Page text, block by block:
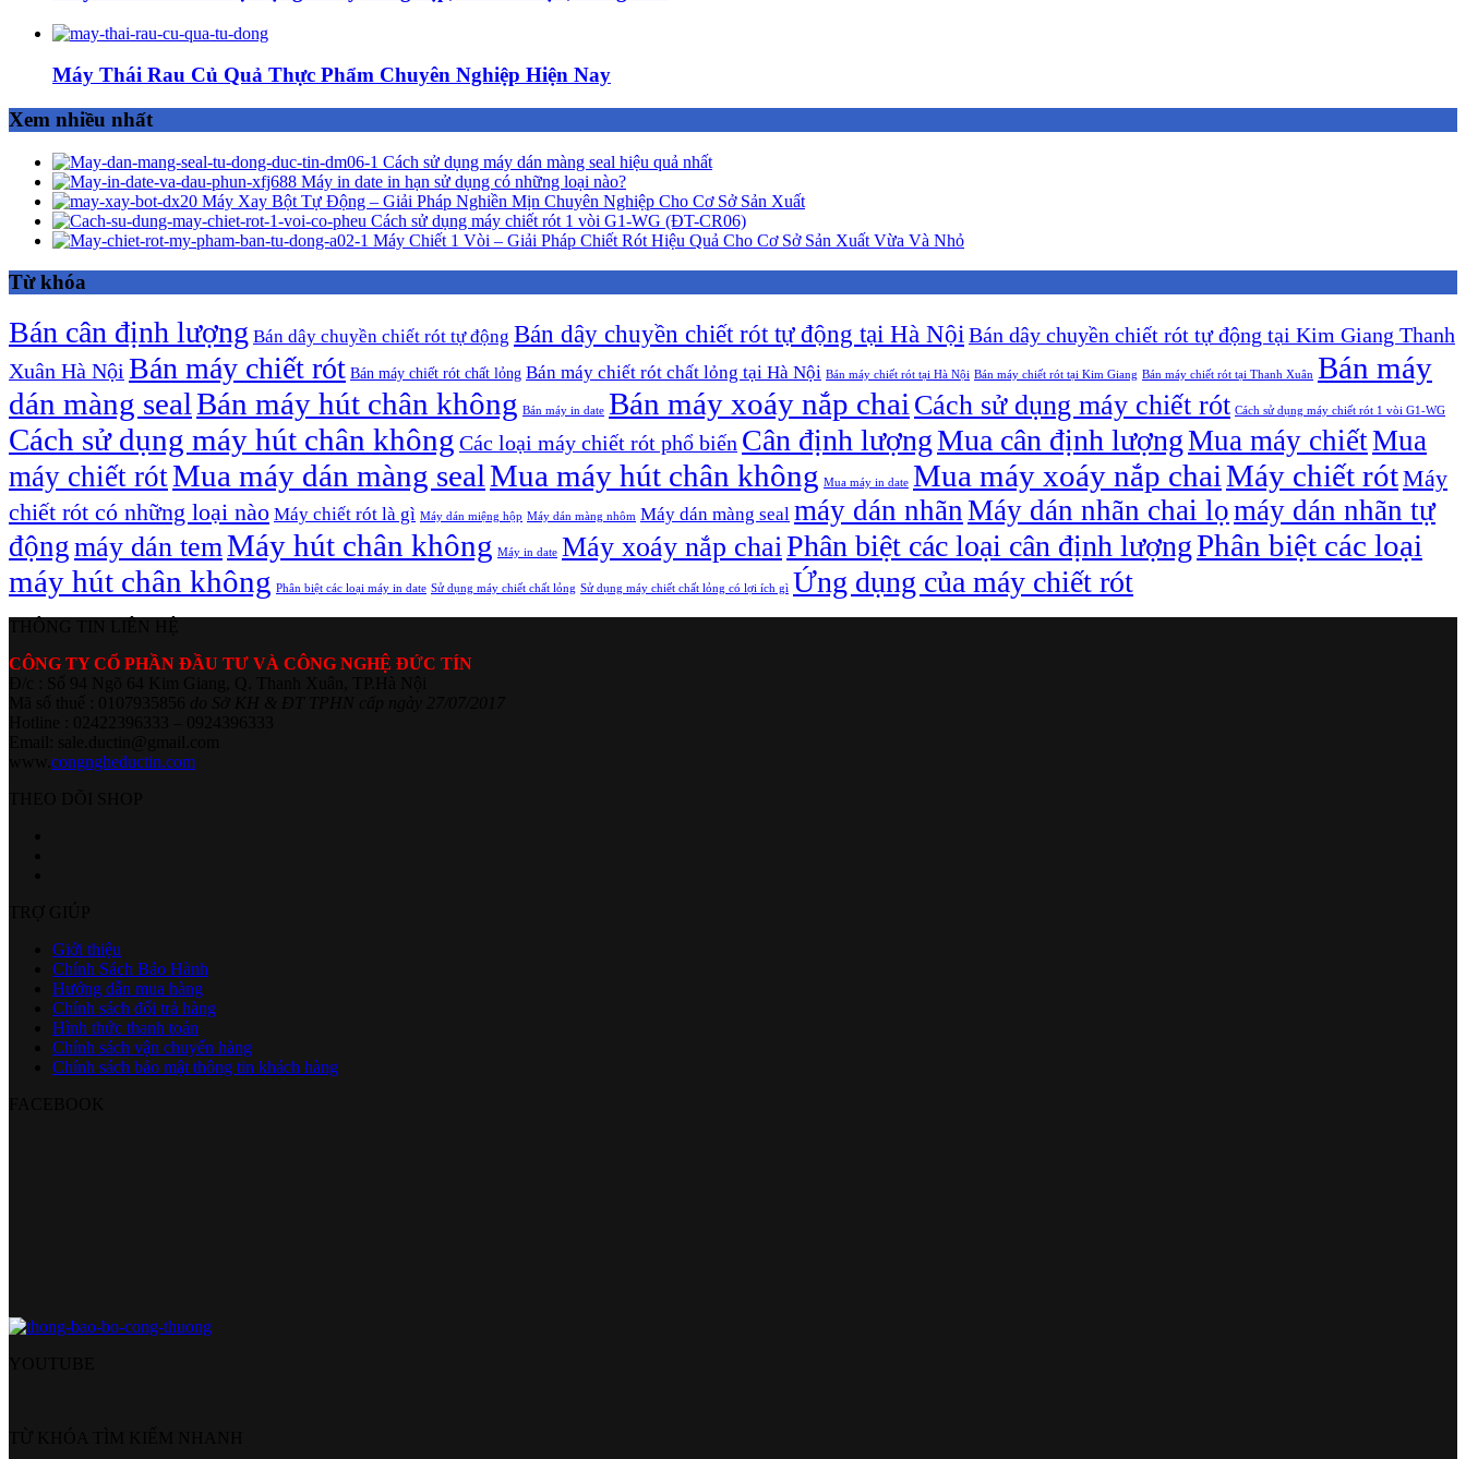
Máy Thái Rau Củ Quả Thực Phẩm Chuyên Nghiệp Hiện Nay
Xem nhiều nhất
Cách sử dụng máy dán màng seal hiệu quả nhất
Máy in date in hạn sử dụng có những loại nào?
Máy Xay Bột Tự Động – Giải Pháp Nghiền Mịn Chuyên Nghiệp Cho Cơ Sở Sản Xuất
Cách sử dụng máy chiết rót 1 vòi G1-WG (ĐT-CR06)
Máy Chiết 1 Vòi – Giải Pháp Chiết Rót Hiệu Quả Cho Cơ Sở Sản Xuất Vừa Và Nhỏ
Từ khóa
Bán cân định lượng Bán dây chuyền chiết rót tự động Bán dây chuyền chiết rót tự động tại Hà Nội Bán dây chuyền chiết rót tự động tại Kim Giang Thanh
Xuân Hà Nội Bán máy chiết rót Bán máy chiết rót chất lỏng Bán máy chiết rót chất lỏng tại Hà Nội Bán máy chiết rót tại Hà Nội Bán máy chiết rót tại Kim Giang Bán máy chiết rót tại Thanh Xuân Bán máy
dán màng sealBán máy hút chân không Bán máy in date Bán máy xoáy nắp chai Cách sử dụng máy chiết rót Cách sử dụng máy chiết rót 1 vòi G1-WG
Cách sử dụng máy hút chân không Các loại máy chiết rót phổ biến Cân định lượngMua cân định lượngMua máy chiếtMua
máy chiết rótMua máy dán màng sealMua máy hút chân không Mua máy in date Mua máy xoáy nắp chaiMáy chiết rótMáy
chiết rót có những loại nào Máy chiết rót là gì Máy dán miệng hộp Máy dán màng nhôm Máy dán màng seal máy dán nhãnMáy dán nhãn chai lọmáy dán nhãn tự
độngmáy dán temMáy hút chân không Máy in date Máy xoáy nắp chaiPhân biệt các loại cân định lượngPhân biệt các loại
máy hút chân không Phân biệt các loại máy in date Sử dụng máy chiết chất lỏng Sử dụng máy chiết chất lỏng có lợi ích gì Ứng dụng của máy chiết rót
CÔNG TY CỔ PHẦN ĐẦU TƯ VÀ CÔNG NGHỆ ĐỨC TÍN
congngheductin.com
Giới thiệu
Chính Sách Bảo Hành
Hướng dẫn mua hàng
Chính sách đổi trả hàng
Hình thức thanh toán
Chính sách vận chuyển hàng
Chính sách bảo mật thông tin khách hàng